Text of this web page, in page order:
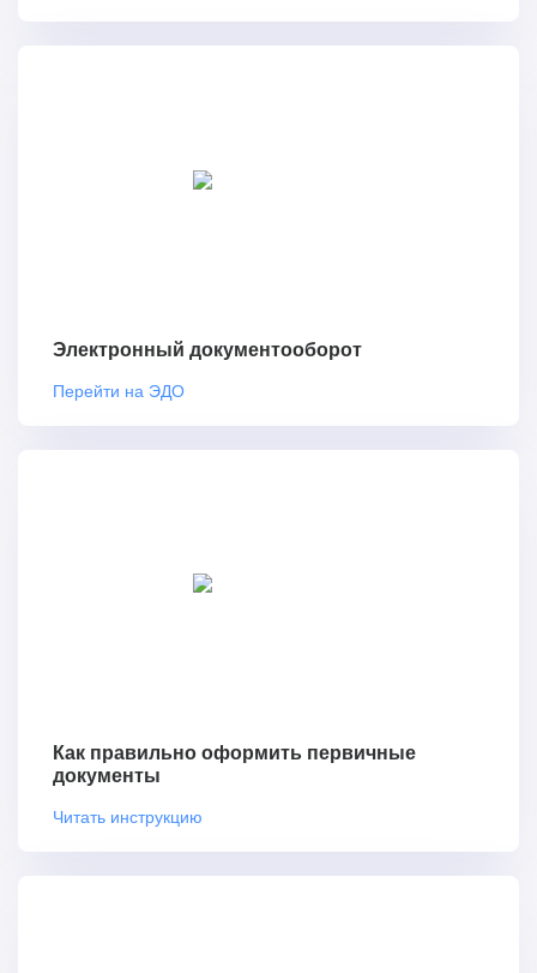
Электронный документооборот
Перейти на ЭДО
Как правильно оформить первичные
документы
Читать инструкцию